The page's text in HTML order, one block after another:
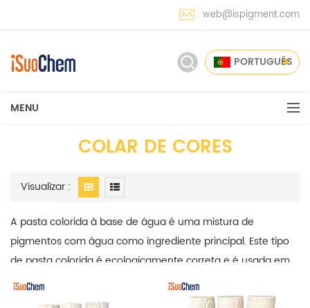
web@ispigment.com
PORTUGUÊS
MENU
COLAR DE CORES
Visualizar :
A pasta colorida à base de água é uma mistura de
pigmentos com água como ingrediente principal. Este tipo
de pasta colorida é ecologicamente correta e é usada em
muitos campos, como revestimentos, plásticos, têxteis e
fabricação de papel.